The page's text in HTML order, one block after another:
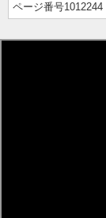
ページ番号1012244